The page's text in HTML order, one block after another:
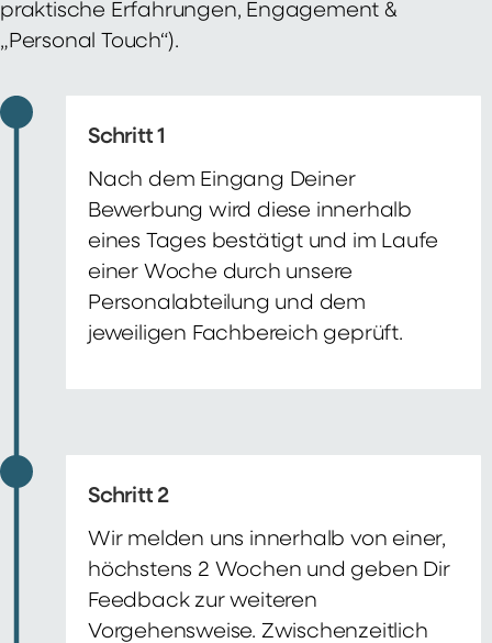
praktische Erfahrungen, Engagement &
„Personal Touch“).
Schritt 1
Nach dem Eingang Deiner
Bewerbung wird diese innerhalb
eines Tages bestätigt und im Laufe
einer Woche durch unsere
Personalabteilung und dem
jeweiligen Fachbereich geprüft.
Schritt 2
Wir melden uns innerhalb von einer,
höchstens 2 Wochen und geben Dir
Feedback zur weiteren
Vorgehensweise. Zwischenzeitlich